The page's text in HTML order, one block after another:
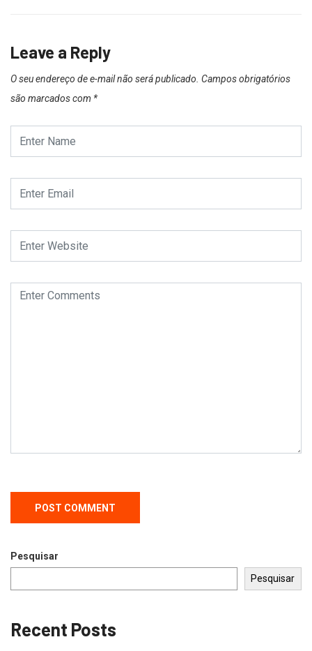
Leave a Reply
O seu endereço de e-mail não será publicado. Campos obrigatórios
são marcados com *
Pesquisar
Pesquisar
Recent Posts